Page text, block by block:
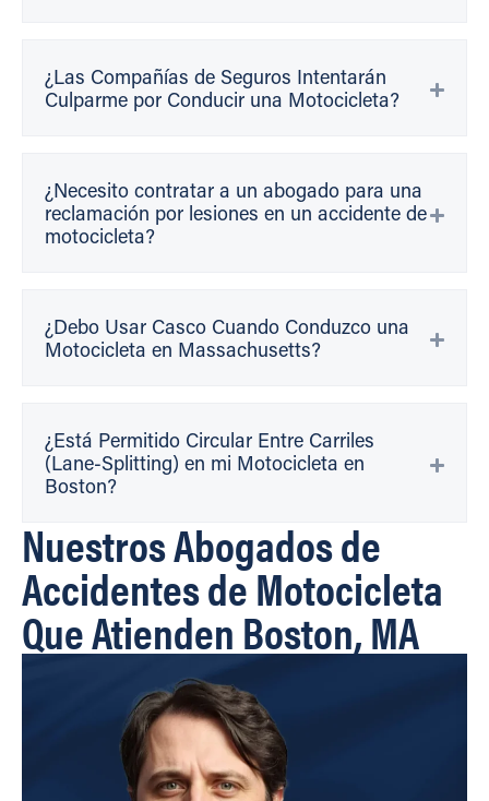
¿Las Compañías de Seguros Intentarán
Culparme por Conducir una Motocicleta?
¿Necesito contratar a un abogado para una
reclamación por lesiones en un accidente de
motocicleta?
¿Debo Usar Casco Cuando Conduzco una
Motocicleta en Massachusetts?
¿Está Permitido Circular Entre Carriles
(Lane-Splitting) en mi Motocicleta en
Boston?
Nuestros Abogados de
Accidentes de Motocicleta
Que Atienden Boston, MA